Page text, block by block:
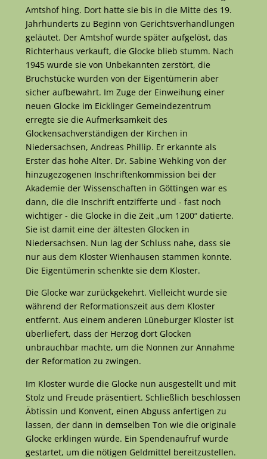
Amtshof hing. Dort hatte sie bis in die Mitte des 19.
Jahrhunderts zu Beginn von Gerichtsverhandlungen
geläutet. Der Amtshof wurde später aufgelöst, das
Richterhaus verkauft, die Glocke blieb stumm. Nach
1945 wurde sie von Unbekannten zerstört, die
Bruchstücke wurden von der Eigentümerin aber
sicher aufbewahrt. Im Zuge der Einweihung einer
neuen Glocke im Eicklinger Gemeindezentrum
erregte sie die Aufmerksamkeit des
Glockensachverständigen der Kirchen in
Niedersachsen, Andreas Phillip. Er erkannte als
Erster das hohe Alter. Dr. Sabine Wehking von der
hinzugezogenen Inschriftenkommission bei der
Akademie der Wissenschaften in Göttingen war es
dann, die die Inschrift entzifferte und - fast noch
wichtiger - die Glocke in die Zeit „um 1200“ datierte.
Sie ist damit eine der ältesten Glocken in
Niedersachsen. Nun lag der Schluss nahe, dass sie
nur aus dem Kloster Wienhausen stammen konnte.
Die Eigentümerin schenkte sie dem Kloster.
Die Glocke war zurückgekehrt. Vielleicht wurde sie
während der Reformationszeit aus dem Kloster
entfernt. Aus einem anderen Lüneburger Kloster ist
überliefert, dass der Herzog dort Glocken
unbrauchbar machte, um die Nonnen zur Annahme
der Reformation zu zwingen.
Im Kloster wurde die Glocke nun ausgestellt und mit
Stolz und Freude präsentiert. Schließlich beschlossen
Äbtissin und Konvent, einen Abguss anfertigen zu
lassen, der dann in demselben Ton wie die originale
Glocke erklingen würde. Ein Spendenaufruf wurde
gestartet, um die nötigen Geldmittel bereitzustellen.